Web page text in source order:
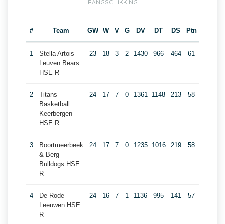
RANGSCHIKKING
# Team GW W V G DV DT DS Ptn
1
Stella Artois
Leuven Bears
HSE R
23 18 3 2 1430 966 464 61
2
Titans
Basketball
Keerbergen
HSE R
24 17 7 0 1361 1148 213 58
3
Boortmeerbeek
& Berg
Bulldogs HSE
R
24 17 7 0 1235 1016 219 58
4
De Rode
Leeuwen HSE
R
24 16 7 1 1136 995 141 57